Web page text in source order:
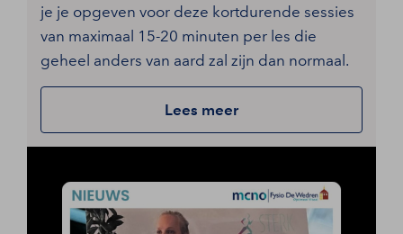
je je opgeven voor deze kortdurende sessies
van maximaal 15-20 minuten per les die
geheel anders van aard zal zijn dan normaal.
Lees meer